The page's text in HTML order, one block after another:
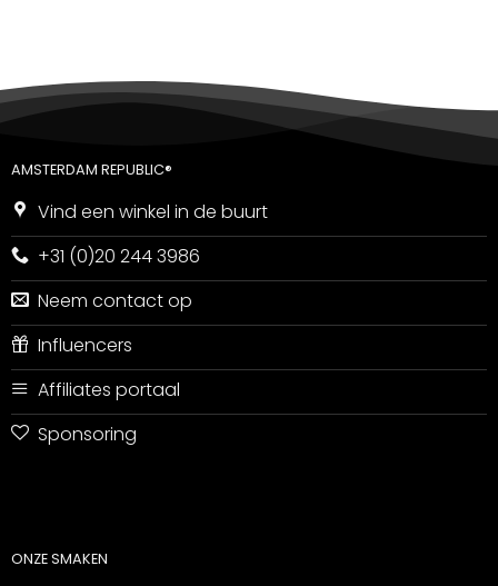
AMSTERDAM REPUBLIC®
Vind een winkel in de buurt
+31 (0)20 244 3986
Neem contact op
Influencers
Affiliates portaal
Sponsoring
ONZE SMAKEN